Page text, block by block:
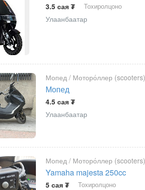
3.5 сая ₮ Тохиролцоно
Улаанбаатар
Мопед / Моторо́ллер (scooters)
Мопед
4.5 сая ₮
Улаанбаатар
Мопед / Моторо́ллер (scooters)
Yamaha majesta 250cc
5 сая ₮ Тохиролцоно